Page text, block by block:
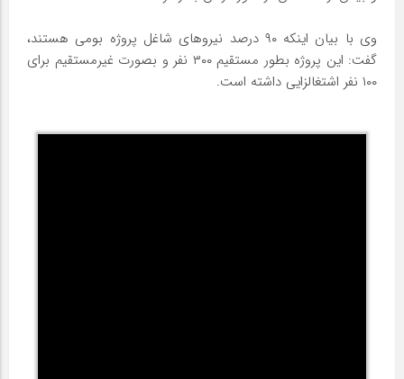
وی با بیان اینکه ۹۰ درصد نیروهای شاغل پروژه بومی هستند،
گفت: این پروژه بطور مستقیم ۳۰۰ نفر و بصورت غیرمستقیم برای
۱۰۰ نفر اشتغالزایی داشته است.